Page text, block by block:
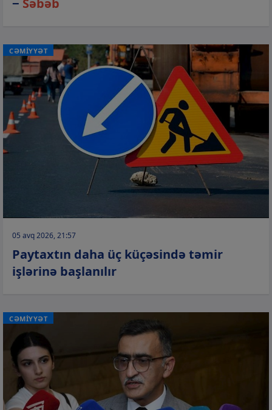
− Səbəb
CƏMİYYƏT
05 avq 2026, 21:57
Paytaxtın daha üç küçəsində təmir
işlərinə başlanılır
CƏMİYYƏT